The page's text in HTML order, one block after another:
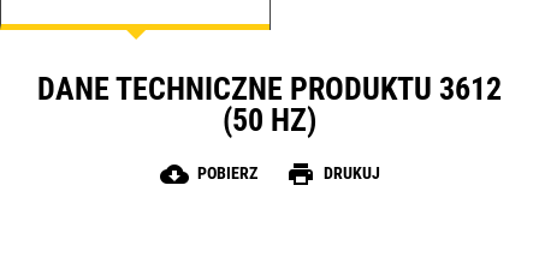
DANE TECHNICZNE PRODUKTU 3612
(50 HZ)
cloud_download POBIERZ print DRUKUJ